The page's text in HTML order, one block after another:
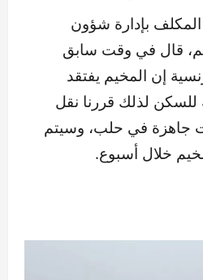
بإدارة شؤون
قال في وقت سابق
إن المخيم يفتقد
للسكن لذلك قررنا نقل
جاهزة في حلب، وسيتم
خلال أسبوع.